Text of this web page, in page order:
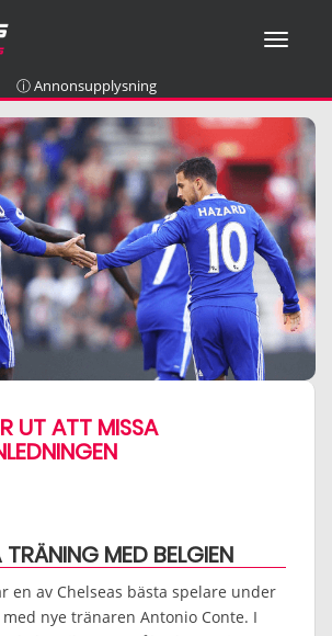
T
G
E
N
A
V
I
G
A
T
O
ⓘ Annonsupplysning
UT ATT MISSA
MED BELGIEN
en av Chelseas bästa spelare under
nye tränaren Antonio Conte. I